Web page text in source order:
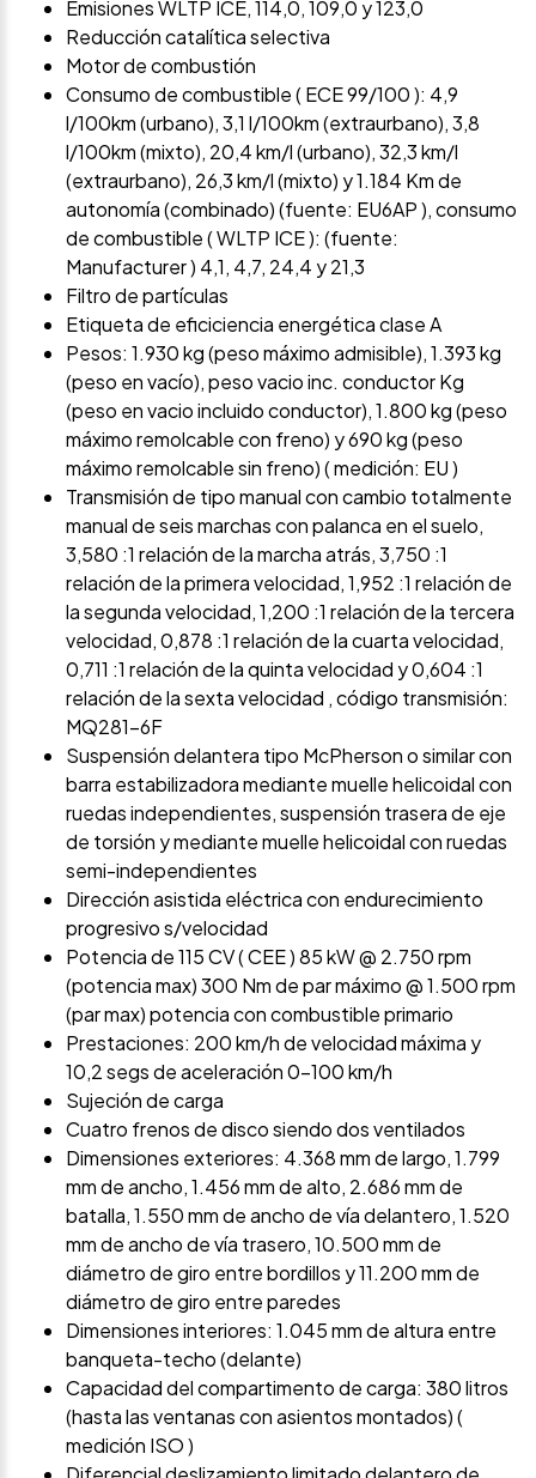
Emisiones WLTP ICE, 114,0, 109,0 y 123,0
Reducción catalítica selectiva
Motor de combustión
Consumo de combustible ( ECE 99/100 ): 4,9
l/100km (urbano), 3,1 l/100km (extraurbano), 3,8
l/100km (mixto), 20,4 km/l (urbano), 32,3 km/l
(extraurbano), 26,3 km/l (mixto) y 1.184 Km de
autonomía (combinado) (fuente: EU6AP ), consumo
de combustible ( WLTP ICE ): (fuente:
Manufacturer ) 4,1, 4,7, 24,4 y 21,3
Filtro de partículas
Etiqueta de eficiciencia energética clase A
Pesos: 1.930 kg (peso máximo admisible), 1.393 kg
(peso en vacío), peso vacio inc. conductor Kg
(peso en vacio incluido conductor), 1.800 kg (peso
máximo remolcable con freno) y 690 kg (peso
máximo remolcable sin freno) ( medición: EU )
Transmisión de tipo manual con cambio totalmente
manual de seis marchas con palanca en el suelo,
3,580 :1 relación de la marcha atrás, 3,750 :1
relación de la primera velocidad, 1,952 :1 relación de
la segunda velocidad, 1,200 :1 relación de la tercera
velocidad, 0,878 :1 relación de la cuarta velocidad,
0,711 :1 relación de la quinta velocidad y 0,604 :1
relación de la sexta velocidad , código transmisión:
MQ281-6F
Suspensión delantera tipo McPherson o similar con
barra estabilizadora mediante muelle helicoidal con
ruedas independientes, suspensión trasera de eje
de torsión y mediante muelle helicoidal con ruedas
semi-independientes
Dirección asistida eléctrica con endurecimiento
progresivo s/velocidad
Potencia de 115 CV ( CEE ) 85 kW @ 2.750 rpm
(potencia max) 300 Nm de par máximo @ 1.500 rpm
(par max) potencia con combustible primario
Prestaciones: 200 km/h de velocidad máxima y
10,2 segs de aceleración 0-100 km/h
Sujeción de carga
Cuatro frenos de disco siendo dos ventilados
Dimensiones exteriores: 4.368 mm de largo, 1.799
mm de ancho, 1.456 mm de alto, 2.686 mm de
batalla, 1.550 mm de ancho de vía delantero, 1.520
mm de ancho de vía trasero, 10.500 mm de
diámetro de giro entre bordillos y 11.200 mm de
diámetro de giro entre paredes
Dimensiones interiores: 1.045 mm de altura entre
banqueta-techo (delante)
Capacidad del compartimento de carga: 380 litros
(hasta las ventanas con asientos montados) (
medición ISO )